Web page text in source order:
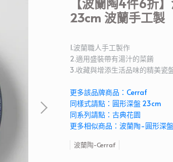
23cm 波蘭手工製
1.波蘭職人手工製作
2.適用盛裝帶有湯汁的菜餚
3.收藏與增添生活品味的精美瓷
更多該品牌商品：Cerraf
同樣式請點：圓形深盤 23cm
同系列請點：古典花園
更多相似商品：波蘭陶-圓形深盤
波蘭陶-Cerraf